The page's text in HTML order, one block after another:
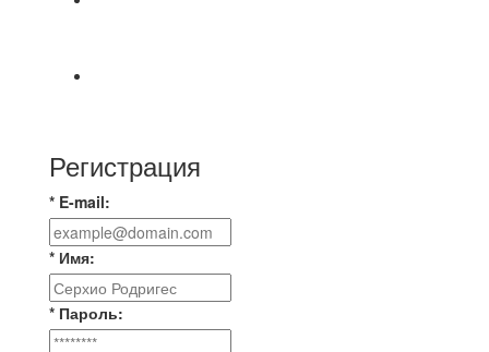
Регистрация
* E-mail:
* Имя:
* Пароль: